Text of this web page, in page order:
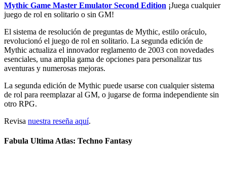
Mythic Game Master Emulator Second Edition ¡Juega cualquier
juego de rol en solitario o sin GM!
El sistema de resolución de preguntas de Mythic, estilo oráculo,
revolucionó el juego de rol en solitario. La segunda edición de
Mythic actualiza el innovador reglamento de 2003 con novedades
esenciales, una amplia gama de opciones para personalizar tus
aventuras y numerosas mejoras.
La segunda edición de Mythic puede usarse con cualquier sistema
de rol para reemplazar al GM, o jugarse de forma independiente sin
otro RPG.
Revisa nuestra reseña aquí.
Fabula Ultima Atlas: Techno Fantasy